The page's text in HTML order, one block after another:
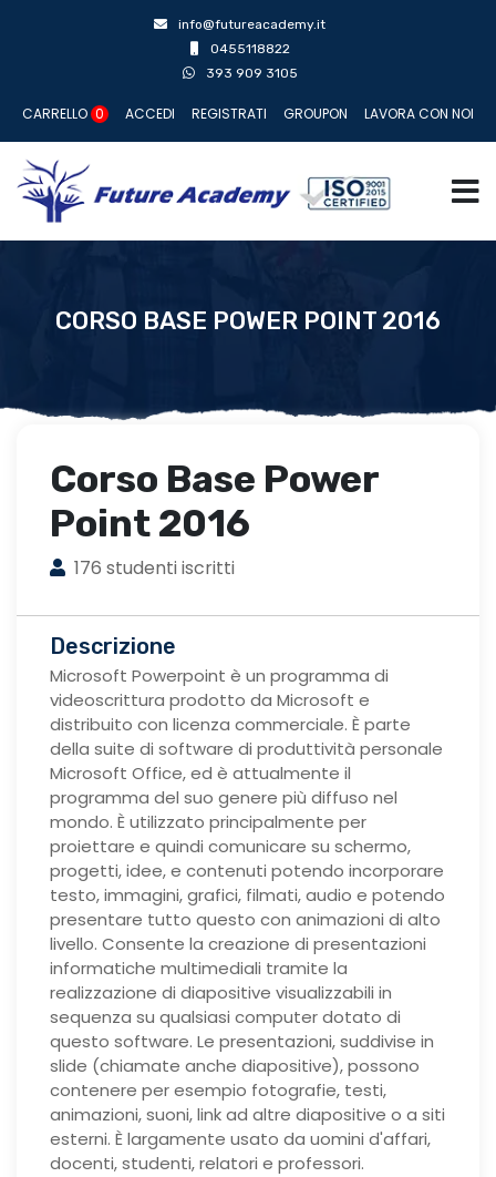
info@futureacademy.it
0455118822
393 909 3105
CARRELLO 0 ACCEDI REGISTRATI GROUPON LAVORA CON NOI
CORSO BASE POWER POINT 2016
Corso Base Power
Point 2016
176 studenti iscritti
Descrizione
Microsoft Powerpoint è un programma di
videoscrittura prodotto da Microsoft e
distribuito con licenza commerciale. È parte
della suite di software di produttività personale
Microsoft Office, ed è attualmente il
programma del suo genere più diffuso nel
mondo. È utilizzato principalmente per
proiettare e quindi comunicare su schermo,
progetti, idee, e contenuti potendo incorporare
testo, immagini, grafici, filmati, audio e potendo
presentare tutto questo con animazioni di alto
livello. Consente la creazione di presentazioni
informatiche multimediali tramite la
realizzazione di diapositive visualizzabili in
sequenza su qualsiasi computer dotato di
questo software. Le presentazioni, suddivise in
slide (chiamate anche diapositive), possono
contenere per esempio fotografie, testi,
animazioni, suoni, link ad altre diapositive o a siti
esterni. È largamente usato da uomini d'affari,
docenti, studenti, relatori e professori.